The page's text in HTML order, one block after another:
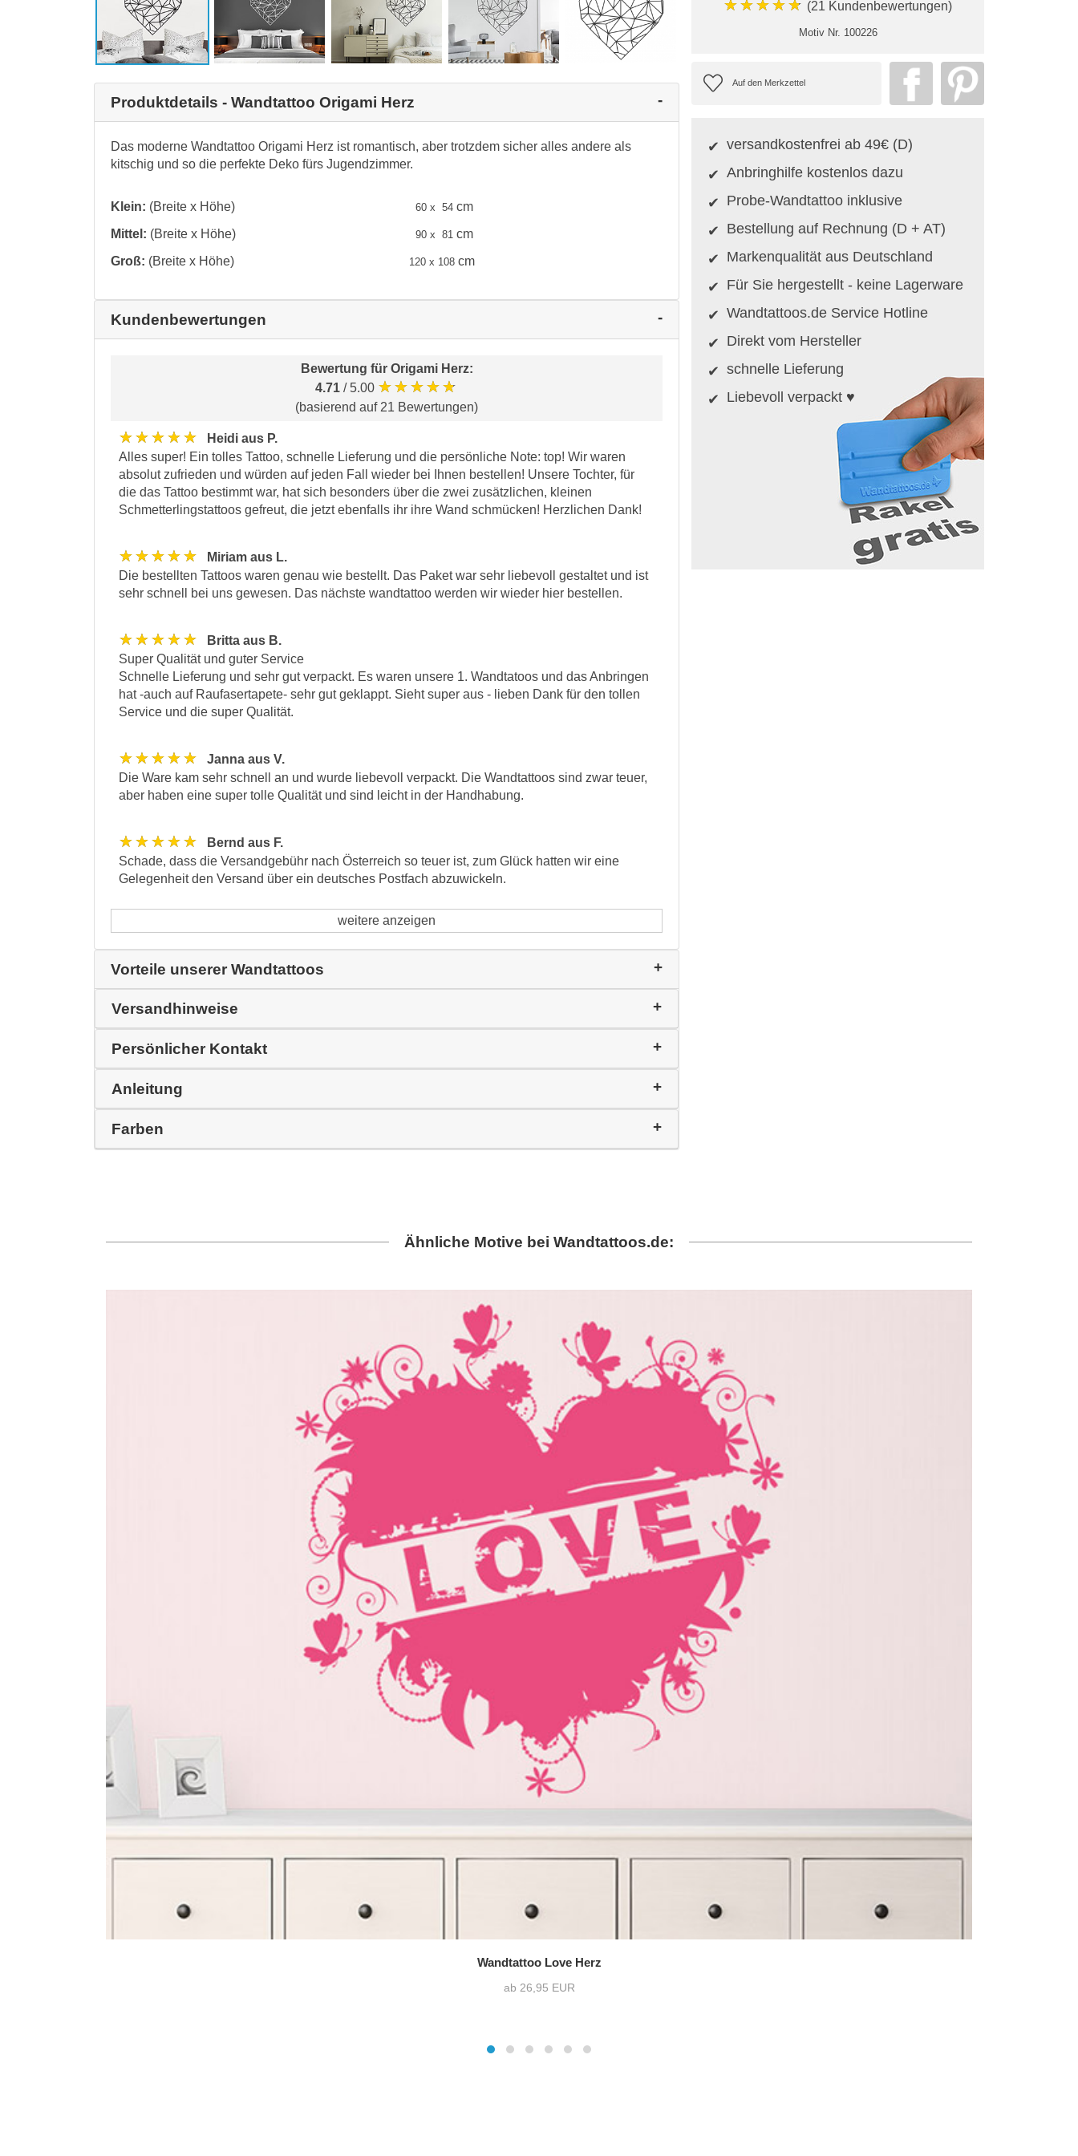
Produktdetails - Wandtattoo Origami Herz
Das moderne Wandtattoo Origami Herz ist romantisch, aber trotzdem sicher alles andere als
kitschig und so die perfekte Deko fürs Jugendzimmer.
Klein: (Breite x Höhe) 60 x 54 cm
Mittel: (Breite x Höhe) 90 x 81 cm
Groß: (Breite x Höhe) 120 x 108 cm
Kundenbewertungen
Bewertung für Origami Herz:
4.71 / 5.00 ★★★★★
(basierend auf 21 Bewertungen)
★★★★★
Heidi aus P.
Alles super! Ein tolles Tattoo, schnelle Lieferung und die persönliche Note: top! Wir waren
absolut zufrieden und würden auf jeden Fall wieder bei Ihnen bestellen! Unsere Tochter, für
die das Tattoo bestimmt war, hat sich besonders über die zwei zusätzlichen, kleinen
Schmetterlingstattoos gefreut, die jetzt ebenfalls ihr ihre Wand schmücken! Herzlichen Dank!
★★★★★
Miriam aus L.
Die bestellten Tattoos waren genau wie bestellt. Das Paket war sehr liebevoll gestaltet und ist
sehr schnell bei uns gewesen. Das nächste wandtattoo werden wir wieder hier bestellen.
★★★★★
Britta aus B.
Super Qualität und guter Service
Schnelle Lieferung und sehr gut verpackt. Es waren unsere 1. Wandtatoos und das Anbringen
hat -auch auf Raufasertapete- sehr gut geklappt. Sieht super aus - lieben Dank für den tollen
Service und die super Qualität.
★★★★★
Janna aus V.
Die Ware kam sehr schnell an und wurde liebevoll verpackt. Die Wandtattoos sind zwar teuer,
aber haben eine super tolle Qualität und sind leicht in der Handhabung.
★★★★★
Bernd aus F.
Schade, dass die Versandgebühr nach Österreich so teuer ist, zum Glück hatten wir eine
Gelegenheit den Versand über ein deutsches Postfach abzuwickeln.
weitere anzeigen
Vorteile unserer Wandtattoos
Versandhinweise
Persönlicher Kontakt
Anleitung
Farben
★★★★★ (21 Kundenbewertungen)
Motiv Nr. 100226
versandkostenfrei ab 49€ (D)
Anbringhilfe kostenlos dazu
Probe-Wandtattoo inklusive
Bestellung auf Rechnung (D + AT)
Markenqualität aus Deutschland
Für Sie hergestellt - keine Lagerware
Wandtattoos.de Service Hotline
Direkt vom Hersteller
schnelle Lieferung
Liebevoll verpackt ♥
Ähnliche Motive bei Wandtattoos.de:
Wandtattoo Love Herz
ab 26,95 EUR